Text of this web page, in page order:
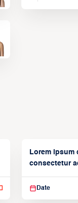
Lorem ipsum
consectetur
Date